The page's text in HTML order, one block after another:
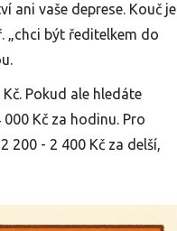
ani vaše deprese. Kouč je
„chci být ředitelkem do
Pokud ale hledáte
Kč za hodinu. Pro
200 - 2 400 Kč za delší,